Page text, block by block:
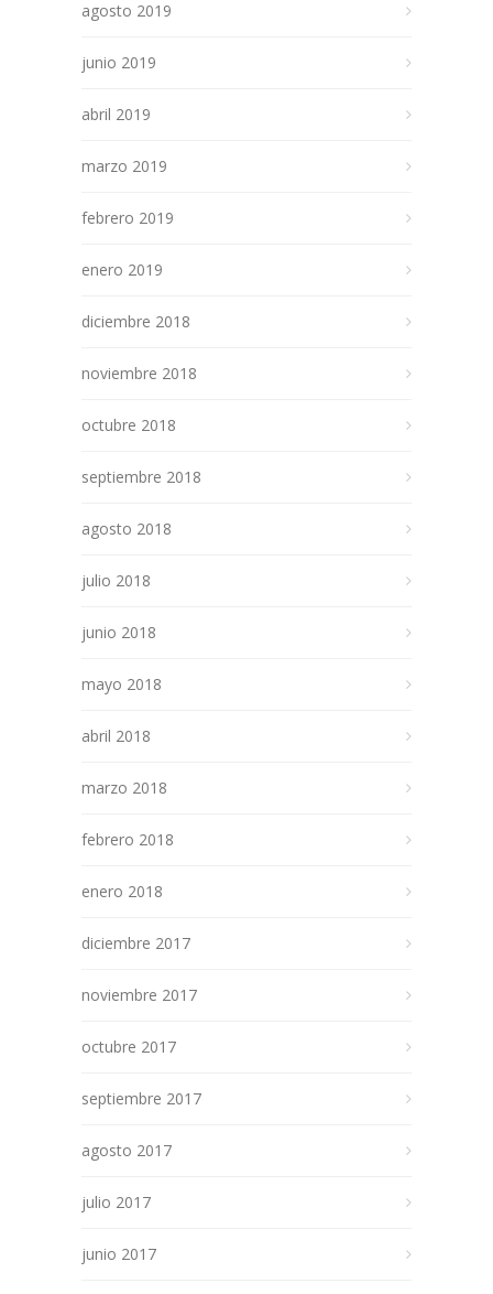
agosto 2019
junio 2019
abril 2019
marzo 2019
febrero 2019
enero 2019
diciembre 2018
noviembre 2018
octubre 2018
septiembre 2018
agosto 2018
julio 2018
junio 2018
mayo 2018
abril 2018
marzo 2018
febrero 2018
enero 2018
diciembre 2017
noviembre 2017
octubre 2017
septiembre 2017
agosto 2017
julio 2017
junio 2017